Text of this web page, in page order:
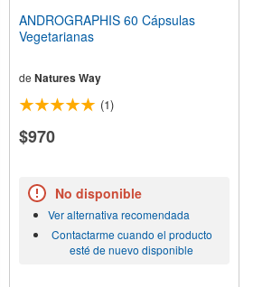
ANDROGRAPHIS 60 Cápsulas
Vegetarianas
de Natures Way
(1)
$970
No disponible
Ver alternativa recomendada
Contactarme cuando el producto
esté de nuevo disponible